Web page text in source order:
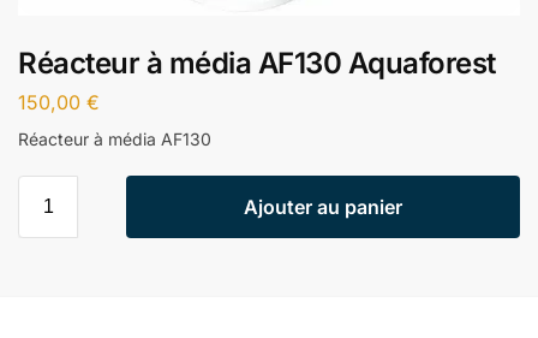
Réacteur à média AF130 Aquaforest
150,00 €
Réacteur à média AF130
Ajouter au panier